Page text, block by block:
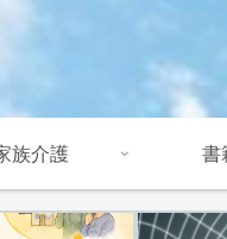
族介護 書